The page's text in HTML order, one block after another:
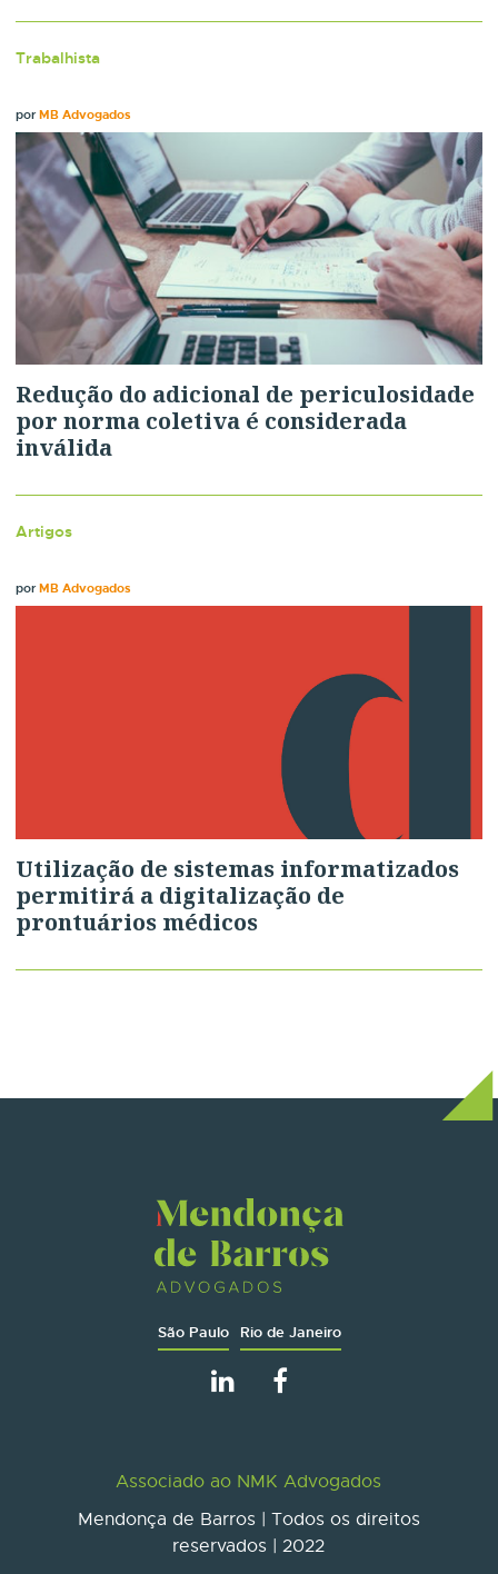
Trabalhista
porMB Advogados
Redução do adicional de periculosidade
por norma coletiva é considerada
inválida
Artigos
porMB Advogados
Utilização de sistemas informatizados
permitirá a digitalização de
prontuários médicos
São Paulo Rio de Janeiro
Associado ao NMK Advogados
Mendonça de Barros | Todos os direitos
reservados | 2022